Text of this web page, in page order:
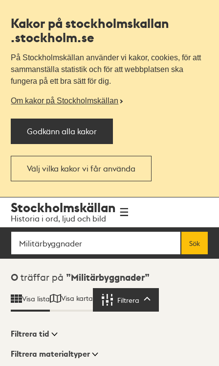
Kakor på stockholmskallan
.stockholm.se
På Stockholmskällan använder vi kakor, cookies, för att
sammanställa statistik och för att webbplatsen ska
fungera på ett bra sätt för dig.
Om kakor på Stockholmskällan
Godkänn alla kakor
Välj vilka kakor vi får använda
navigationen
huvudinnehållet
Stockholmskällan
Historia i ord, ljud och bild
Sök
Sök
Sökresultat
0 träffar på Militärbyggnader
Visa lista Visa karta Filtrera
Visningsläge
Filtrera tid
Filtrera materialtyper